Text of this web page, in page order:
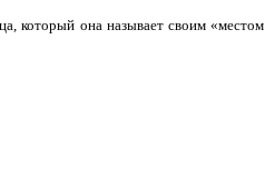
который она называет своим «местом